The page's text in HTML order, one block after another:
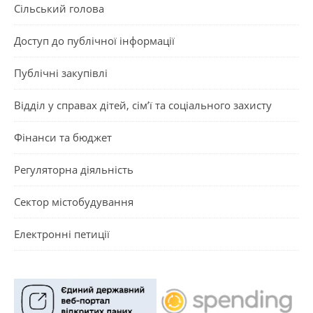
Сільський голова
Доступ до публічної інформації
Публічні закупівлі
Відділ у справах дітей, сім’ї та соціального захисту
Фінанси та бюджет
Регуляторна діяльність
Сектор містобудування
Електронні петиції